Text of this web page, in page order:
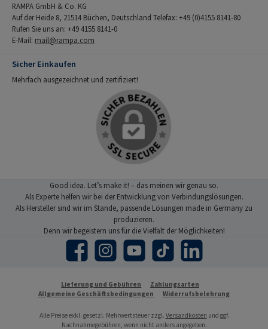
RAMPA GmbH & Co. KG
Auf der Heide 8, 21514 Büchen, Deutschland Telefax: +49 (0)4155 8141-80
Rufen Sie uns an: +49 4155 8141-0
E-Mail: mail@rampa.com
Sicher Einkaufen
Mehrfach ausgezeichnet und zertifiziert!
Good idea. Let’s make it! – das meinen wir genau so.
Als Experte helfen wir bei der Entwicklung von Verbindungslösungen.
Als Hersteller sind wir im Stande, passende Lösungen made in Germany zu
produzieren.
Denn wir begeistern uns für die Vielfalt der Möglichkeiten!
Facebook Instagram YouTube TikTok LinkedIn
Lieferung und Gebühren
Zahlungsarten
Allgemeine Geschäftsbedingungen
Widerrufsbelehrung
Alle Preise exkl. gesetzl. Mehrwertsteuer zzgl. Versandkosten und ggf.
Nachnahmegebühren, wenn nicht anders angegeben.